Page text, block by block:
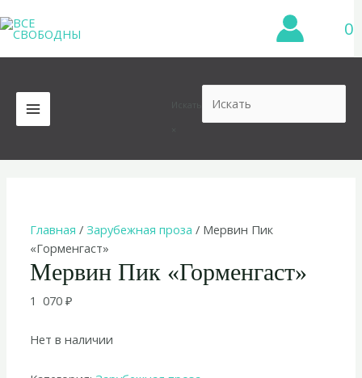
к
содержимому
0
MAIN
MENU
Главная /Зарубежная проза / Мервин Пик
«Горменгаст»
Мервин Пик «Горменгаст»
1 070₽
Нет в наличии